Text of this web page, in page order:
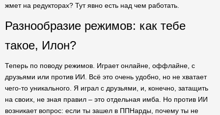
жмет на редукторах? Тут явно есть над чем работать.
Разнообразие режимов: как тебе
такое, Илон?
Теперь по поводу режимов. Играет онлайне, оффлайне, с
друзьями или против ИИ. Всё это очень удобно, но не хватает
чего-то уникального. Я играл с друзьями, и, конечно, затащить
на своих, не зная правил – это отдельная имба. Но против ИИ
возникает вопрос: если ты зашел в ППНарды, почему ты не